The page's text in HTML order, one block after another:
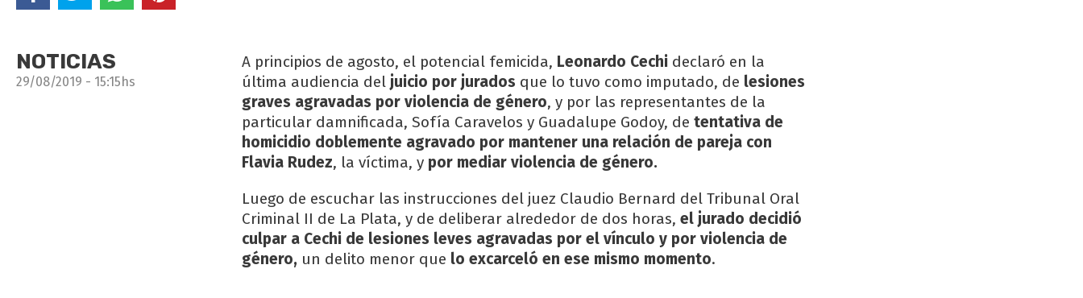
NOTICIAS
29/08/2019 - 15:15hs
A principios de agosto, el potencial femicida, Leonardo Cechi declaró en la
última audiencia del juicio por jurados que lo tuvo como imputado, de lesiones
graves agravadas por violencia de género, y por las representantes de la
particular damnificada, Sofía Caravelos y Guadalupe Godoy, de tentativa de
homicidio doblemente agravado por mantener una relación de pareja con
Flavia Rudez, la víctima, y por mediar violencia de género.
Luego de escuchar las instrucciones del juez Claudio Bernard del Tribunal Oral
Criminal II de La Plata, y de deliberar alrededor de dos horas, el jurado decidió
culpar a Cechi de lesiones leves agravadas por el vínculo y por violencia de
género, un delito menor que lo excarceló en ese mismo momento.